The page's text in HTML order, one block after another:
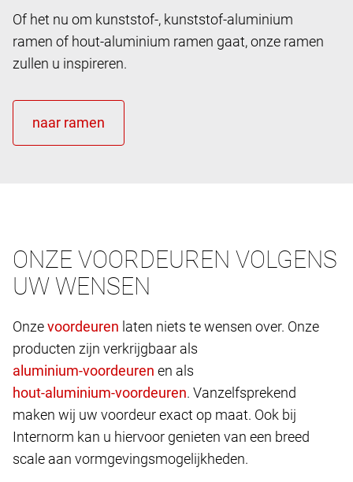
Of het nu om kunststof-, kunststof-aluminium
ramen of hout-aluminium ramen gaat, onze ramen
zullen u inspireren.
ONZE VOORDEUREN VOLGENS
UW WENSEN
Onze
laten niets te wensen over. Onze
producten zijn verkrijgbaar als
en als
. Vanzelfsprekend
maken wij uw voordeur exact op maat. Ook bij
Internorm kan u hiervoor genieten van een breed
scale aan vormgevingsmogelijkheden.